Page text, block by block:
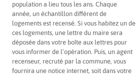
population a lieu tous les ans. Chaque
année, un échantillon différent de
logements est recensé. Si vous habitez un de
ces logements, une lettre du maire sera
déposée dans votre boîte aux lettres pour
vous informer de l’opération. Puis, un agent
recenseur, recruté par la commune, vous
fournira une notice internet, soit dans votre